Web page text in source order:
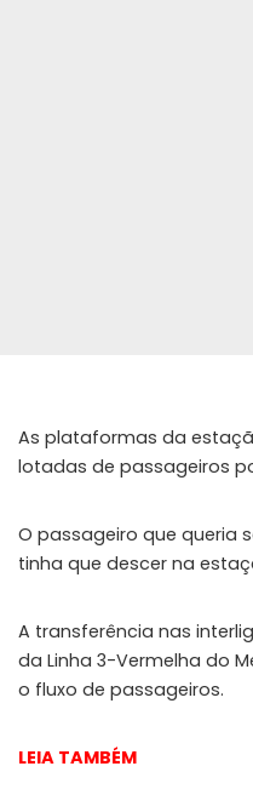
As plataformas da
lotadas de passageiros
O passageiro que queria
tinha que descer na
A transferência nas
da Linha 3-Vermelha do
o fluxo de passageiros.
LEIA TAMBÉM